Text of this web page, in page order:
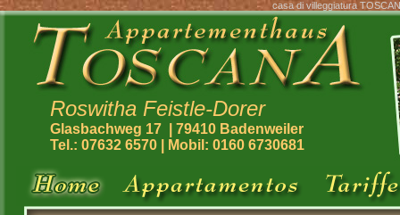
casa di villeggiatura
Roswitha Feistle-Dorer
Glasbachweg 17
| 79410 Badenweiler
Tel.: 07632 6570 | Mobil: 0160 6730681